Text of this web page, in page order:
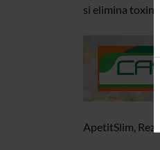
si elimina
ApetitSlim,